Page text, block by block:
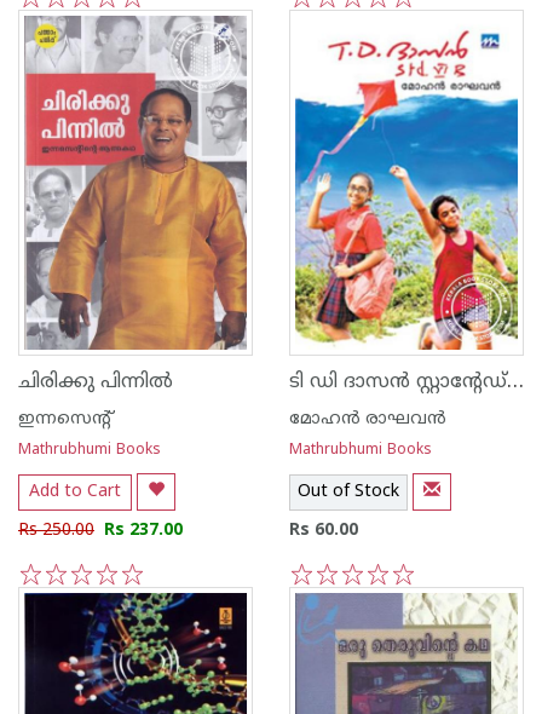
5
4
3
2
1
ചിരിക്കു പിന്നില്‍
ഇന്നസെന്റ്‌
Mathrubhumi Books
Add to Cart
Rs 250.00 Rs 237.00
5
4
3
2
1
ടി ഡി ദാസന്‍ സ്റ്റാന്റേഡ് 7 ബി
മോഹന്‍ രാഘവന്‍
Mathrubhumi Books
Out of Stock
Rs 60.00
5
4
3
2
1